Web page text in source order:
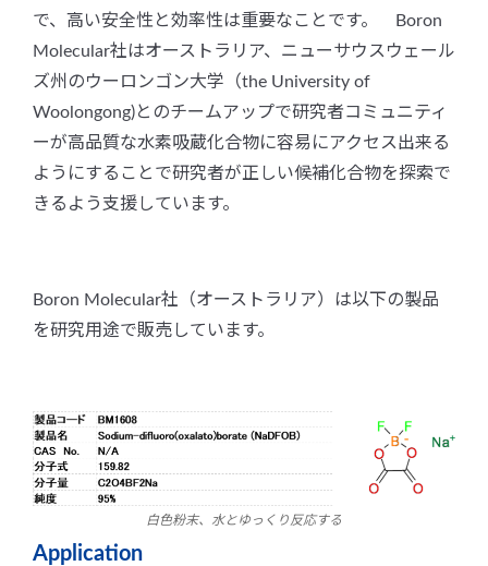
で、高い安全性と効率性は重要なことです。 Boron
Molecular社はオーストラリア、ニューサウスウェール
ズ州のウーロンゴン大学（the University of
Woolongong)とのチームアップで研究者コミュニティ
ーが高品質な水素吸蔵化合物に容易にアクセス出来る
ようにすることで研究者が正しい候補化合物を探索で
きるよう支援しています。
Boron Molecular社（オーストラリア）は以下の製品
を研究用途で販売しています。
白色粉末、水とゆっくり反応する
Application